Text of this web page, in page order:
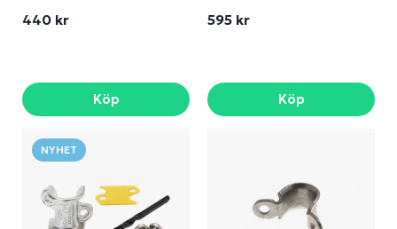
440 kr
Köp
595 kr
Köp
NYHET